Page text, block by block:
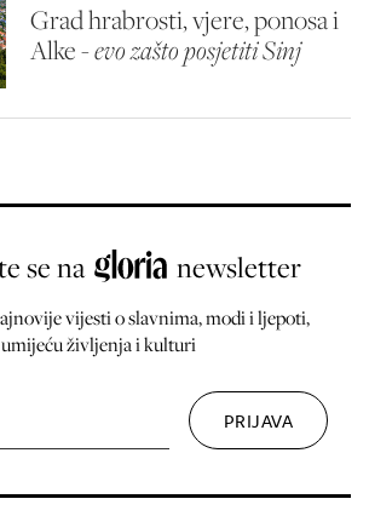
Grad hrabrosti, vjere, ponosa i
Alke -evo zašto posjetiti Sinj
se na newsletter
vijesti o slavnima, modi i ljepoti,
umijeću življenja i kulturi